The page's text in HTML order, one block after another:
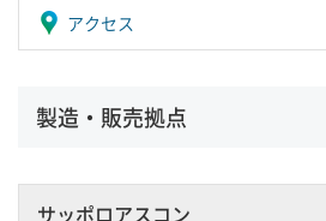
アクセス
製造・販売拠点
サッポロアスコン